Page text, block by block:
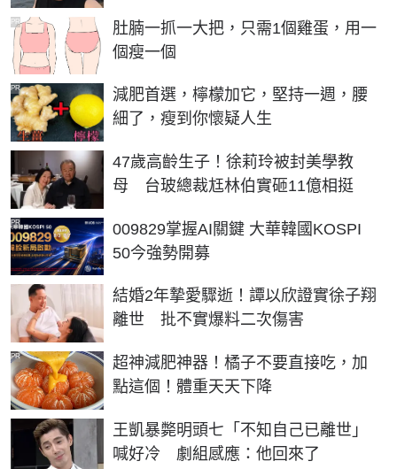
肚腩一抓一大把，只需1個雞蛋，用一
個瘦一個
PR
減肥首選，檸檬加它，堅持一週，腰
細了，瘦到你懷疑人生
PR
47歲高齡生子！徐莉玲被封美學教
母 台玻總裁尪林伯實砸11億相挺
009829掌握AI關鍵 大華韓國KOSPI
50今強勢開募
PR
結婚2年摯愛驟逝！譚以欣證實徐子翔
離世 批不實爆料二次傷害
超神減肥神器！橘子不要直接吃，加
點這個！體重天天下降
PR
王凱暴斃明頭七「不知自己已離世」
喊好冷 劇組感應：他回來了